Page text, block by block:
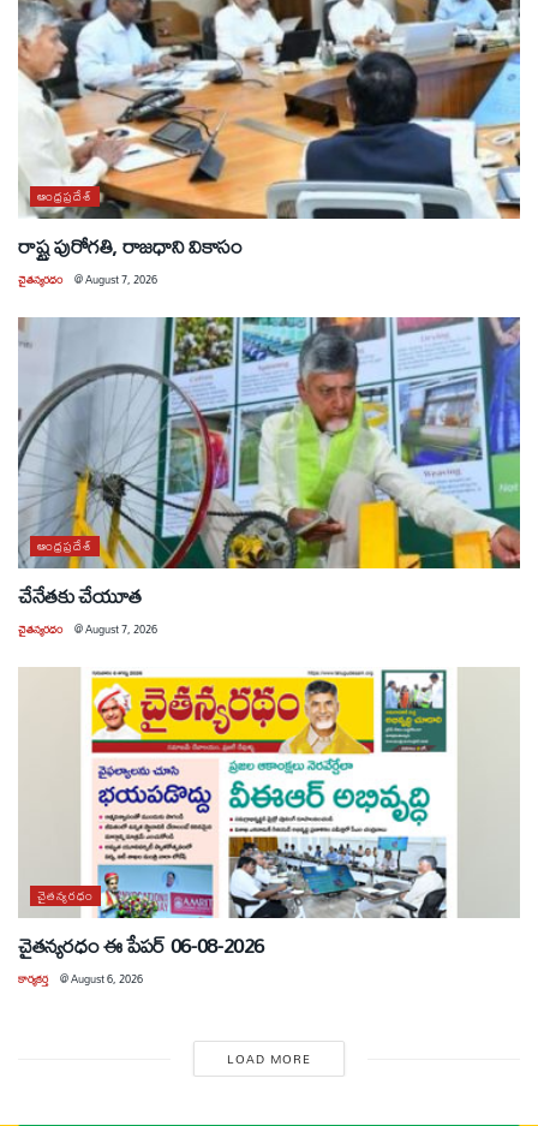
ఆంధ్రప్రదేశ్
రాష్ట్ర పురోగతి, రాజధాని వికాసం
చైతన్యరధం @August 7, 2026
ఆంధ్రప్రదేశ్
చేనేతకు చేయూత
చైతన్యరధం @August 7, 2026
చైతన్యరధం
చైతన్యరధం ఈ పేపర్ 06-08-2026
కార్యకర్త @August 6, 2026
LOAD MORE